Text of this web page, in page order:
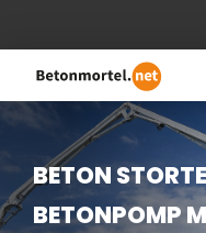
BETON
BETONPOMP